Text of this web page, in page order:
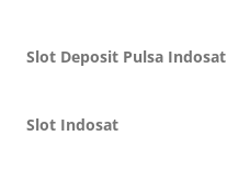
Slot Deposit Pulsa Indosat
Slot Indosat